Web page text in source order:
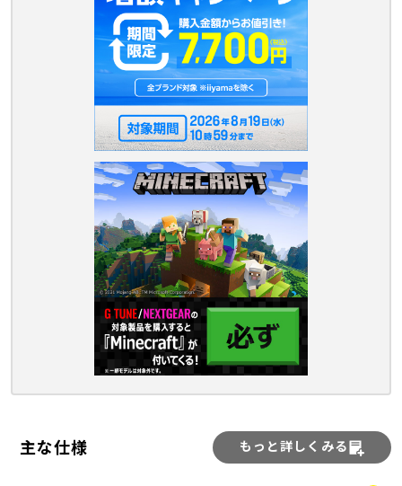
主な仕様 もっと詳しくみる